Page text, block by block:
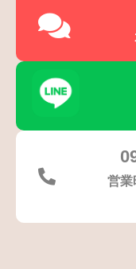
営業